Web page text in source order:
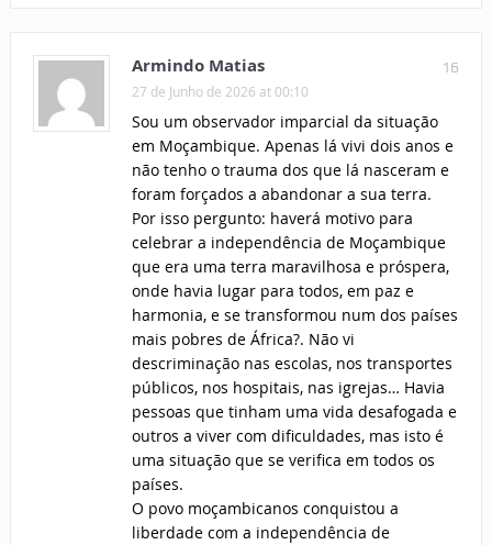
16
Armindo Matias
27 de Junho de 2026 at 00:10
Sou um observador imparcial da situação
em Moçambique. Apenas lá vivi dois anos e
não tenho o trauma dos que lá nasceram e
foram forçados a abandonar a sua terra.
Por isso pergunto: haverá motivo para
celebrar a independência de Moçambique
que era uma terra maravilhosa e próspera,
onde havia lugar para todos, em paz e
harmonia, e se transformou num dos países
mais pobres de África?. Não vi
descriminação nas escolas, nos transportes
públicos, nos hospitais, nas igrejas… Havia
pessoas que tinham uma vida desafogada e
outros a viver com dificuldades, mas isto é
uma situação que se verifica em todos os
países.
O povo moçambicanos conquistou a
liberdade com a independência de